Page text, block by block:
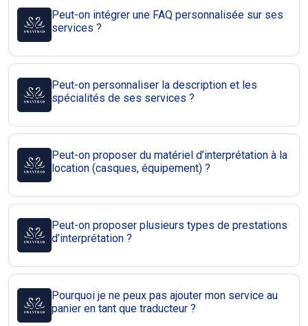
Peut-on intégrer une FAQ personnalisée sur ses
services ?
Peut-on personnaliser la description et les
spécialités de ses services ?
Peut-on proposer du matériel d’interprétation à la
location (casques, équipement) ?
Peut-on proposer plusieurs types de prestations
d’interprétation ?
Pourquoi je ne peux pas ajouter mon service au
panier en tant que traducteur ?